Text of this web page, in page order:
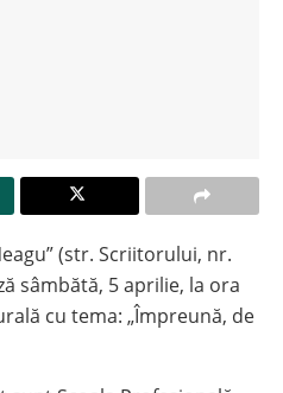
(str. Scriitorului, nr.
sâmbătă, 5 aprilie, la ora
cu tema: „Împreună, de